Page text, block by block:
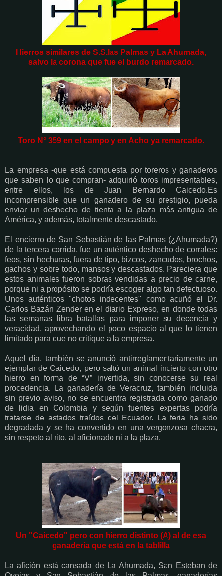
Hierros similares de S.S.las Palmas y La Ahumada,
salvo la corona que fue el burdo remarcado.
Toro N° 359 en el campo y en Acho ya remarcado.
La empresa -que está compuesta por toreros y ganaderos
que saben lo que compran- adquirió toros impresentables,
entre ellos, los de Juan Bernardo Caicedo.Es
incomprensible que un ganadero de su prestigio, pueda
enviar un deshecho de tienta a la plaza más antigua de
América, y además, totalmente descastado.
El encierro de San Sebastián de las Palmas (¿Ahumada?)
de la tercera corrida, fue un auténtico deshecho de corrales:
feos, sin hechuras, fuera de tipo, bizcos, zancudos, brochos,
gachos y sobre todo, mansos y descastados. Pareciera que
estos animales fueron sobras vendidas a precio de carne,
porque ni a propósito se podría escoger algo tan defectuoso.
Unos auténticos "chotos indecentes" como acuñó el Dr.
Carlos Bazán Zender en el diario Expreso, en donde todas
las semanas libra batallas para imponer su decencia y
veracidad, aprovechando el poco espacio al que lo tienen
limitado para que no critique a la empresa.
Aquel día, también se anunció antirreglamentariamente un
ejemplar de Caicedo, pero saltó un animal incierto con otro
hierro en forma de “V” invertida, sin conocerse su real
procedencia. La ganadería de Veracruz, también incluida
sin previo aviso, no se encuentra registrada como ganado
de lidia en Colombia y según fuentes expertas podría
tratarse de astados traídos del Ecuador. La feria ha sido
degradada y se ha convertido en una vergonzosa chacra,
sin respeto al rito, al aficionado ni a la plaza.
Un "Caicedo" pero con hierro distinto (A) al de esa
ganadería que está en la tablilla
La afición está cansada de La Ahumada, San Esteban de